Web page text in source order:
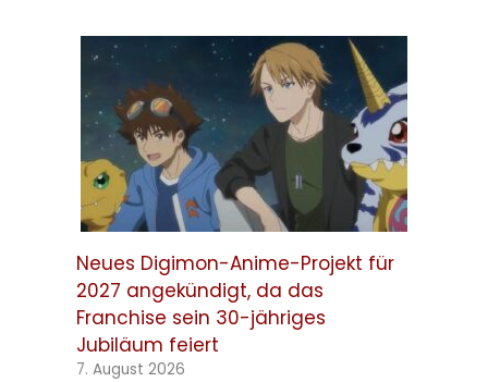
Neues Digimon-Anime-Projekt für
2027 angekündigt, da das
Franchise sein 30-jähriges
Jubiläum feiert
7. August 2026